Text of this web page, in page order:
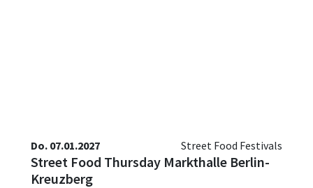
Do. 07.01.2027 Street Food Festivals
Street Food Thursday Markthalle Berlin-
Kreuzberg